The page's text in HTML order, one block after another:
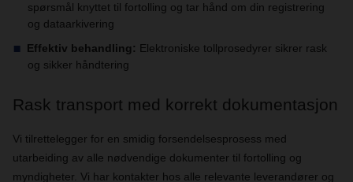
spørsmål knyttet til fortolling og tar hånd om din registrering
og dataarkivering
Effektiv behandling: Elektroniske tollprosedyrer sikrer rask
og sikker håndtering
Rask transport med korrekt dokumentasjon
Vi tilrettelegger for en smidig forsendelsesprosess med
utarbeiding av alle nødvendige dokumenter til fortolling og
myndigheter. Vi har kontakter hos alle relevante leverandører og